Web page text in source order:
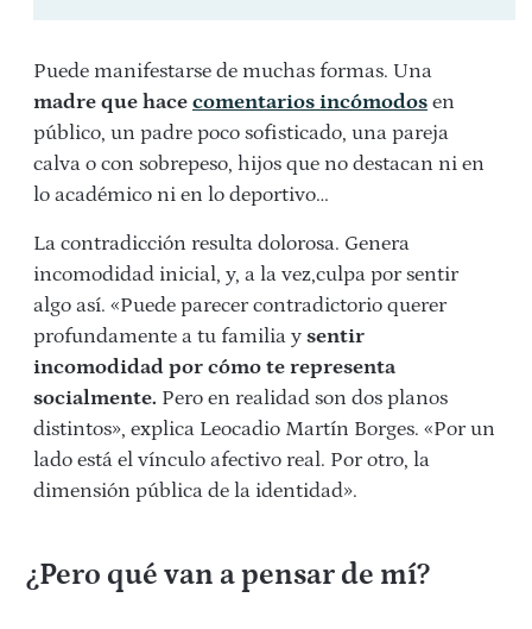
Puede manifestarse de muchas formas. Una
madre que hace comentarios incómodos en
público, un padre poco sofisticado, una pareja
calva o con sobrepeso, hijos que no destacan ni en
lo académico ni en lo deportivo…
La contradicción resulta dolorosa. Genera
incomodidad inicial, y, a la vez,culpa por sentir
algo así. «Puede parecer contradictorio querer
profundamente a tu familia y sentir
incomodidad por cómo te representa
socialmente. Pero en realidad son dos planos
distintos», explica Leocadio Martín Borges. «Por un
lado está el vínculo afectivo real. Por otro, la
dimensión pública de la identidad».
¿Pero qué van a pensar de mí?